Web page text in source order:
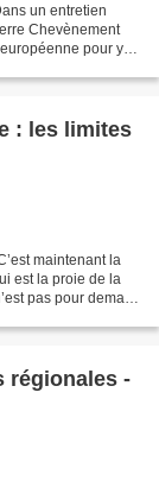
un entretien
Chevènement
pour y
: les limites
maintenant la
est la proie de la
pas pour demain.
régionales -